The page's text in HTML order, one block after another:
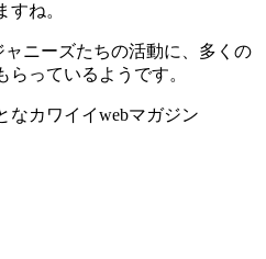
ね。
ニーズたちの活動に、多くの
っているようです。
なカワイイwebマガジン